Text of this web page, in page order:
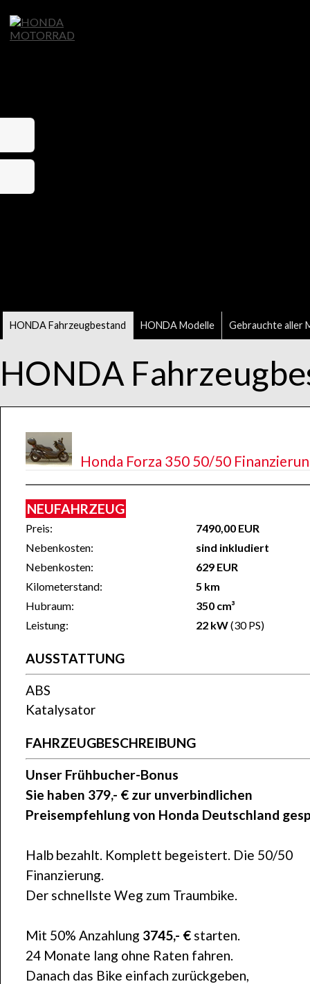
HONDA Fahrzeugbestand HONDA Modelle Gebrauchte aller
HONDA
Honda Forza 350 50/50
NEUFAHRZEUG
Preis:
7490,00 EUR
Nebenkosten:
sind inkludiert
Nebenkosten:
629 EUR
Kilometerstand:
5 km
Hubraum:
350 cm³
Leistung:
22 kW(30 PS)
AUSSTATTUNG
ABS
Katalysator
FAHRZEUGBESCHREIBUNG
Unser Frühbucher-Bonus
Sie haben 379,- € zur unverbindlichen
Preisempfehlung von Honda Deutschland
Halb bezahlt. Komplett begeistert. Die 50/50
Finanzierung.
Der schnellste Weg zum Traumbike.
Mit 50% Anzahlung 3745,- € starten.
24 Monate lang ohne Raten fahren.
Danach das Bike einfach zurückgeben,